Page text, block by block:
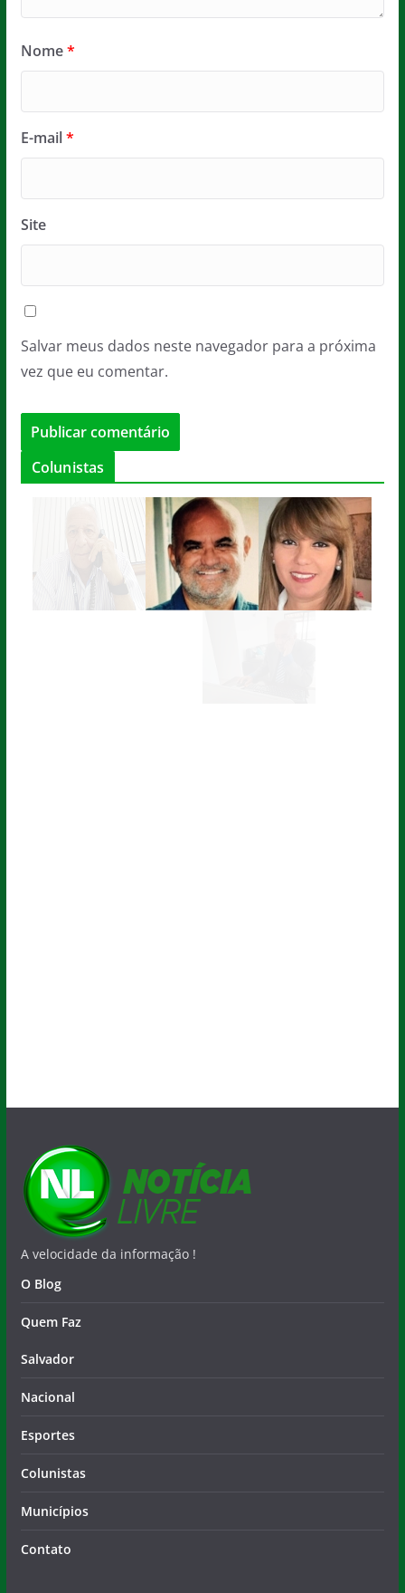
Nome*
E-mail*
Site
Salvar meus dados neste navegador para a próxima
vez que eu comentar.
Colunistas
A velocidade da informação !
O Blog
Quem Faz
Salvador
Nacional
Esportes
Colunistas
Municípios
Contato